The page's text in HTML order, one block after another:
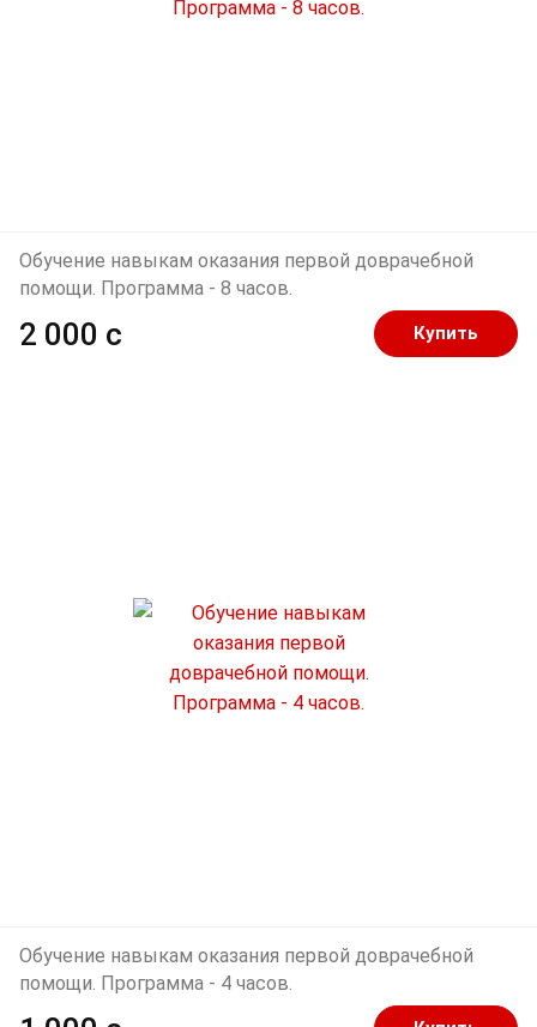
Обучение навыкам оказания первой доврачебной
помощи. Программа - 8 часов.
2 000 c Купить
Обучение навыкам оказания первой доврачебной
помощи. Программа - 4 часов.